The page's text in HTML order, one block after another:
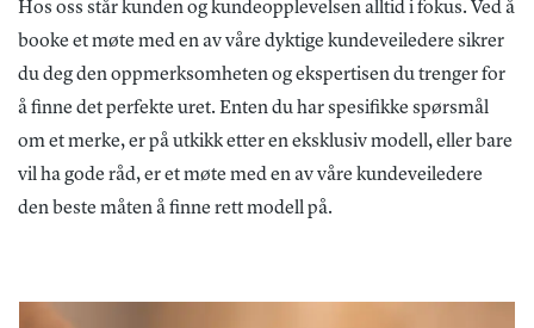
Hos oss står kunden og kundeopplevelsen alltid i fokus. Ved å
booke et møte med en av våre dyktige kundeveiledere sikrer
du deg den oppmerksomheten og ekspertisen du trenger for
å finne det perfekte uret. Enten du har spesifikke spørsmål
om et merke, er på utkikk etter en eksklusiv modell, eller bare
vil ha gode råd, er et møte med en av våre kundeveiledere
den beste måten å finne rett modell på.